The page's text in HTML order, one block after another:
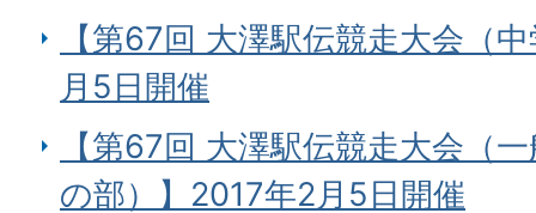
【第67回 大澤駅伝競走大会（
月5日開催
【第67回 大澤駅伝競走大会（
の部）】2017年2月5日開催